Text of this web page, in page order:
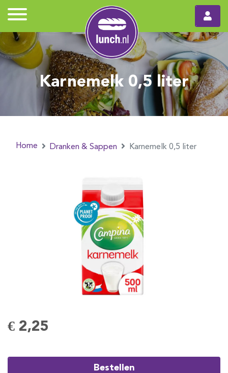
Karnemelk 0,5 liter
Home Dranken & Sappen Karnemelk 0,5 liter
€ 2,25
Bestellen